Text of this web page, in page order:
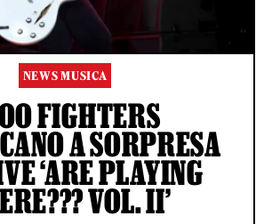
NEWS MUSICA
FIGHTERS
A SORPRESA
‘ARE PLAYING
VOL. II’